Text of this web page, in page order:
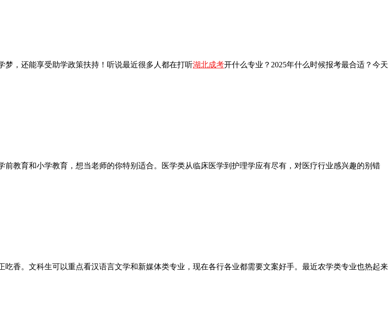
梦，还能享受助学政策扶持！听说最近很多人都在打听湖北成考开什么专业？2025年什么时候报考最合适？今天
教育和小学教育，想当老师的你特别适合。医学类从临床医学到护理学应有尽有，对医疗行业感兴趣的别错
香。文科生可以重点看汉语言文学和新媒体类专业，现在各行各业都需要文案好手。最近农学类专业也热起来